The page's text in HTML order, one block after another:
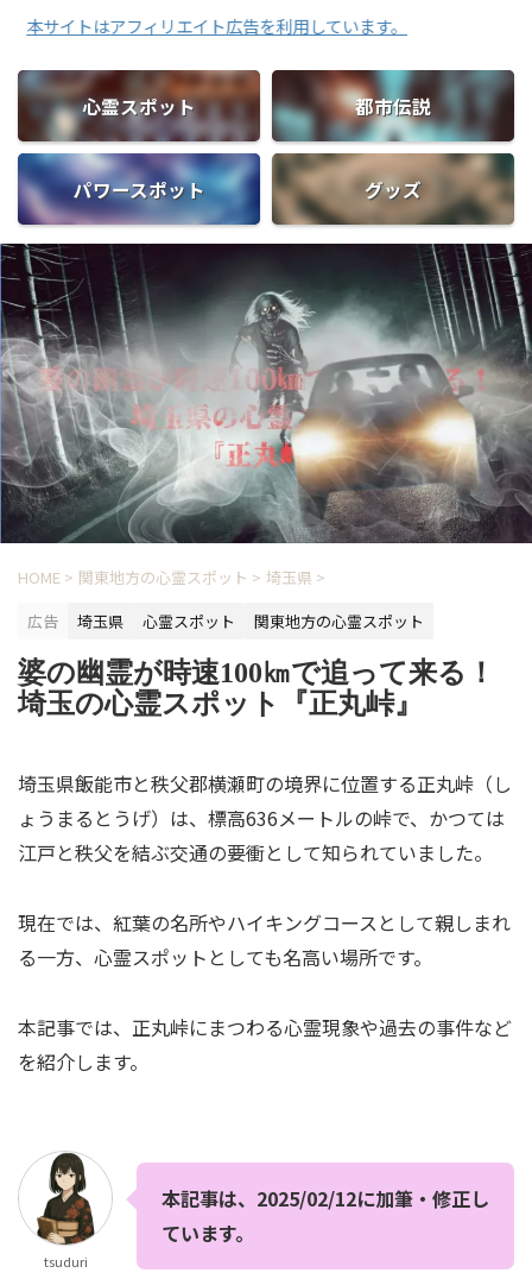
アフィリエイト広告を利用しています。
心霊スポット 都市伝説
パワースポット グッズ
HOME > 関東地方の心霊スポット > 埼玉県 >
広告
埼玉県 心霊スポット 関東地方の心霊スポット
婆の幽霊が時速100㎞で追って来る！
埼玉の心霊スポット『正丸峠』
埼玉県飯能市と秩父郡横瀬町の境界に位置する正丸峠（し
ょうまるとうげ）は、標高636メートルの峠で、かつては
江戸と秩父を結ぶ交通の要衝として知られていました。
現在では、紅葉の名所やハイキングコースとして親しまれ
る一方、心霊スポットとしても名高い場所です。
本記事では、正丸峠にまつわる心霊現象や過去の事件など
を紹介します。
tsuduri
本記事は、2025/02/12に加筆・修正し
ています。